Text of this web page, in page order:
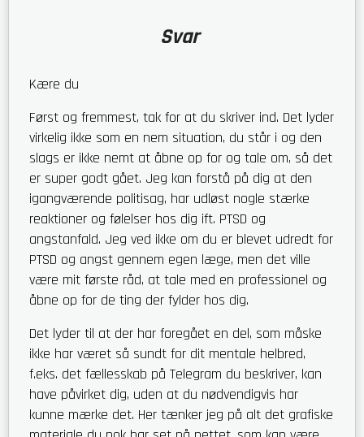
Svar
Kære du
Først og fremmest, tak for at du skriver ind. Det lyder
virkelig ikke som en nem situation, du står i og den
slags er ikke nemt at åbne op for og tale om, så det
er super godt gået. Jeg kan forstå på dig at den
igangværende politisag, har udløst nogle stærke
reaktioner og følelser hos dig ift. PTSD og
angstanfald. Jeg ved ikke om du er blevet udredt for
PTSD og angst gennem egen læge, men det ville
være mit første råd, at tale med en professionel og
åbne op for de ting der fylder hos dig.
Det lyder til at der har foregået en del, som måske
ikke har været så sundt for dit mentale helbred,
f.eks. det fællesskab på Telegram du beskriver, kan
have påvirket dig, uden at du nødvendigvis har
kunne mærke det. Her tænker jeg på alt det grafiske